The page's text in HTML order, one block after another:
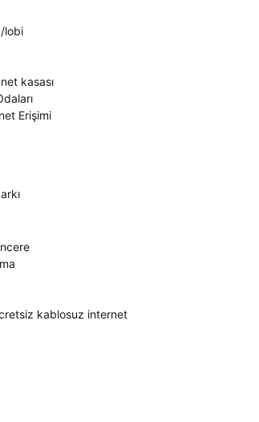
lobi
kasası
Erişimi
kablosuz internet